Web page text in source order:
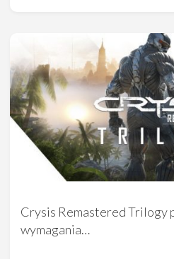
Crysis Remastered Trilogy
wymagania…